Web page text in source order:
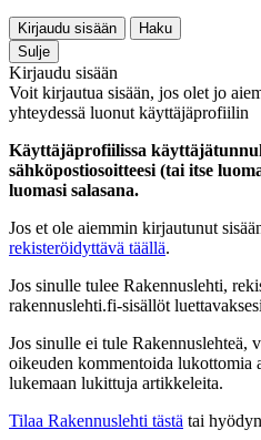
Kirjaudu sisään
Haku
Sulje
Kirjaudu sisään
Voit kirjautua sisään, jos olet jo
yhteydessä luonut käyttäjäprofiilin
Käyttäjäprofiilissa
sähköpostiosoitteesi (tai itse
luomasi salasana.
Jos et ole aiemmin kirjautunut
rekisteröidyttävä täällä.
Jos sinulle tulee Rakennuslehti,
rakennuslehti.fi-sisällöt
Jos sinulle ei tule Rakennuslehteä,
oikeuden kommentoida lukottomia
lukemaan lukittuja artikkeleita.
Tilaa Rakennuslehti tästä tai